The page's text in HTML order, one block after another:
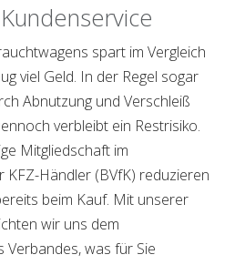
spart im Vergleich
viel Geld. In der Regel sogar
Abnutzung und Verschleiß
verbleibt ein Restrisiko.
Mitgliedschaft im
KFZ-Händler (BVfK) reduzieren
beim Kauf. Mit unserer
wir uns dem
Verbandes, was für Sie